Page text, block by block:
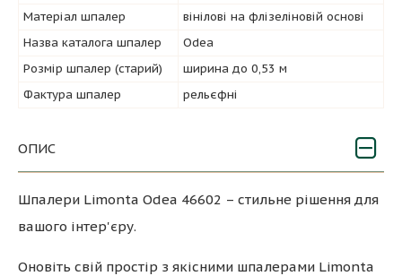
Матеріал шпалер
вінілові на флізеліновій основі
Назва каталога шпалер
Odea
Розмір шпалер (старий)
ширина до 0,53 м
Фактура шпалер
рельєфні
ОПИС
Шпалери Limonta Odea 46602 – стильне рішення для
вашого інтер'єру.
Оновіть свій простір з якісними шпалерами Limonta